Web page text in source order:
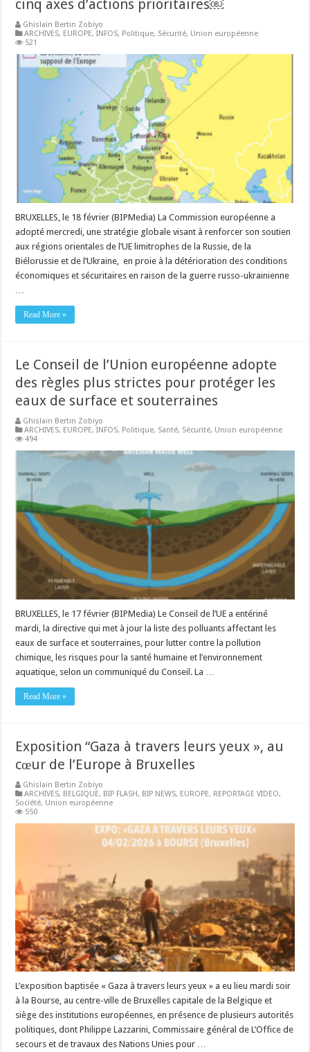
cinq axes d’actions prioritaires￼
Ghislain Bertin Zobiyo
ARCHIVES, EUROPE,INFOS, Politique, Sécurité, Union européenne
521
BRUXELLES, le 18 février (BIPMedia) La Commission européenne a
adopté mercredi, une stratégie globale visant à renforcer son soutien
aux régions orientales de l’UE limitrophes de la Russie, de la
Biélorussie et de l’Ukraine, en proie à la détérioration des conditions
économiques et sécuritaires en raison de la guerre russo-ukrainienne
Read More »
Le Conseil de l’Union européenne adopte
des règles plus strictes pour protéger les
eaux de surface et souterraines
Ghislain Bertin Zobiyo
ARCHIVES, EUROPE,INFOS, Politique, Santé, Sécurité, Union européenne
494
BRUXELLES, le 17 février (BIPMedia) Le Conseil de l’UE a entériné
mardi, la directive qui met à jour la liste des polluants affectant les
eaux de surface et souterraines, pour lutter contre la pollution
chimique, les risques pour la santé humaine et l’environnement
aquatique, selon un communiqué du Conseil. La …
Read More »
Exposition “Gaza à travers leurs yeux », au
cœur de l’Europe à Bruxelles
Ghislain Bertin Zobiyo
ARCHIVES, BELGIQUE, BIP FLASH, BIP NEWS, EUROPE, REPORTAGE VIDEO,
Société, Union européenne
550
L’exposition baptisée « Gaza à travers leurs yeux » a eu lieu mardi soir
à la Bourse, au centre-ville de Bruxelles capitale de la Belgique et
siège des institutions européennes, en présence de plusieurs autorités
politiques, dont Philippe Lazzarini, Commissaire général de L’Office de
secours et de travaux des Nations Unies pour …